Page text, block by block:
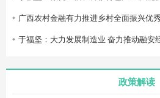
政策解读